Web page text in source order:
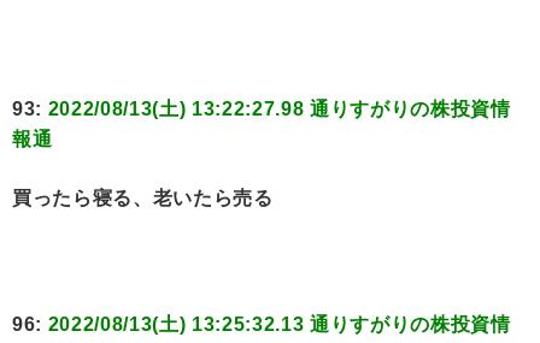
93: 2022/08/13(土) 13:22:27.98 通りすがりの株投資情
報通
買ったら寝る、老いたら売る
96: 2022/08/13(土) 13:25:32.13 通りすがりの株投資情